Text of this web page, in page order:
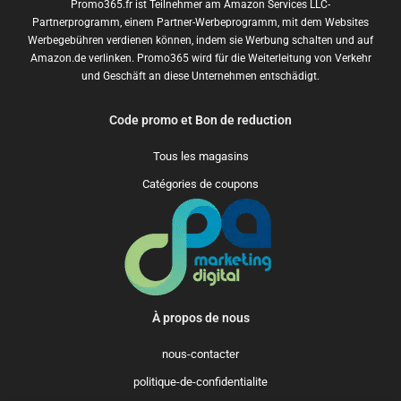
Promo365.fr ist Teilnehmer am Amazon Services LLC-
Partnerprogramm, einem Partner-Werbeprogramm, mit dem Websites
Werbegebühren verdienen können, indem sie Werbung schalten und auf
Amazon.de verlinken. Promo365 wird für die Weiterleitung von Verkehr
und Geschäft an diese Unternehmen entschädigt.
Code promo et Bon de reduction
Tous les magasins
Catégories de coupons
À propos de nous
nous-contacter
politique-de-confidentialite